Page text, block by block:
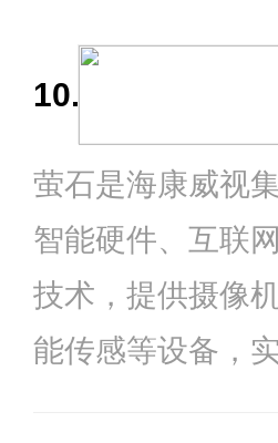
类，致力于为大
10.
萤石是海康威视
智能硬件、互联
技术，提供摄像
能传感等设备，